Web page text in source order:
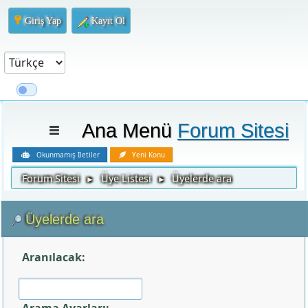
Giriş Yap Kayıt Ol
Ana Menü Forum Sitesi
Okunmamış İletiler Yeni Konu
Forum Sitesi ► Üye Listesi ► Üyelerde ara
Üyelerde ara
Aranılacak: